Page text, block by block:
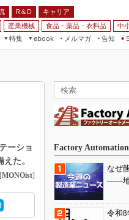
R＆D
キャリア
産業機械 食品・薬品・衣料品
中
特集
ebook
メルマガ
告知
ーショ
た。
[MONOist]
Factory
なぜ
――地
令和